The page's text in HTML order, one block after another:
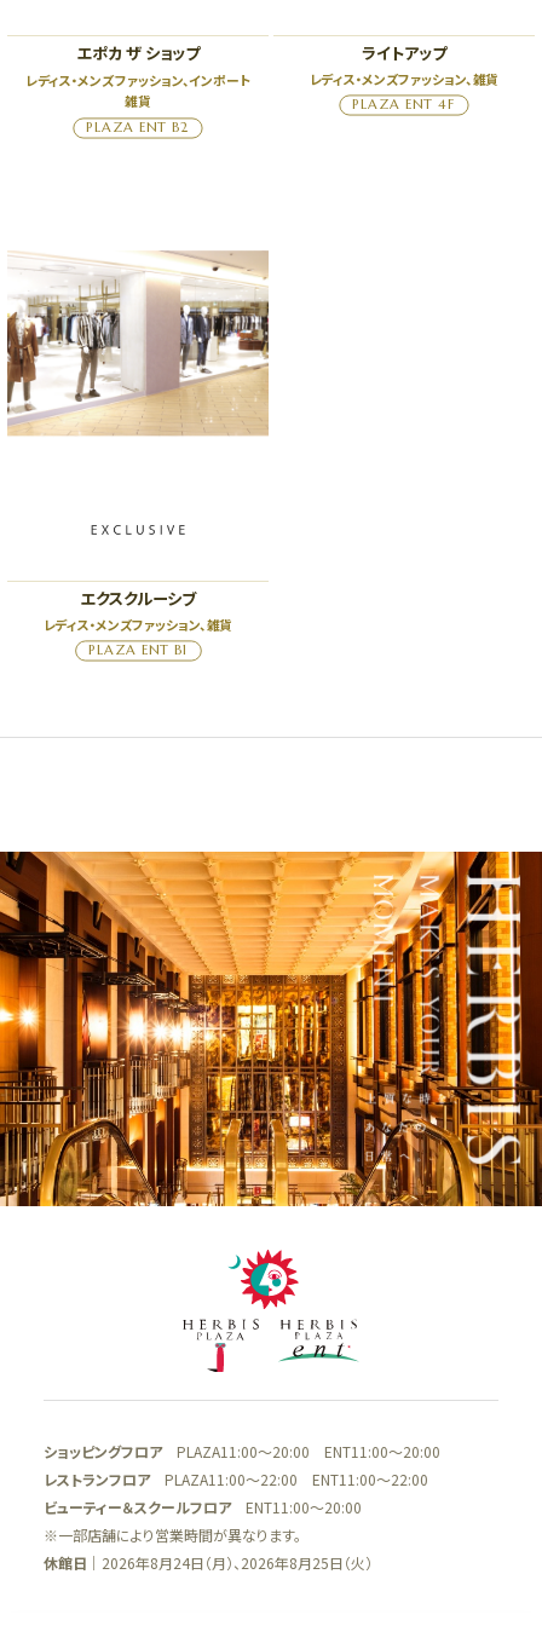
エポカ ザ ショップ
レディス・メンズファッション、インポート
雑貨
PLAZA ENT B2
ライトアップ
レディス・メンズファッション、雑貨
PLAZA ENT 4F
エクスクルーシブ
レディス・メンズファッション、雑貨
PLAZA ENT B1
ショッピングフロアPLAZA11:00～20:00 ENT11:00～20:00
レストランフロアPLAZA11:00～22:00 ENT11:00～22:00
ビューティー＆スクールフロアENT11:00～20:00
※一部店舗により営業時間が異なります。
休館日 ｜2026年8月24日（月）、2026年8月25日（火）